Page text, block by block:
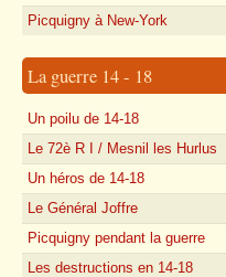
Picquigny à New-York
La guerre 14 - 18
Un poilu de 14-18
Le 72è R I / Mesnil les Hurlus
Un héros de 14-18
Le Général Joffre
Picquigny pendant la guerre
Les destructions en 14-18